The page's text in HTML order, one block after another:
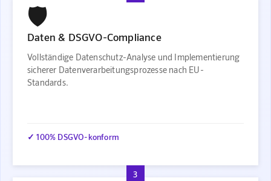
🛡️
Daten & DSGVO-Compliance
Vollständige Datenschutz-Analyse und Implementierung
sicherer Datenverarbeitungsprozesse nach EU-
Standards.
✓ 100% DSGVO-konform
3